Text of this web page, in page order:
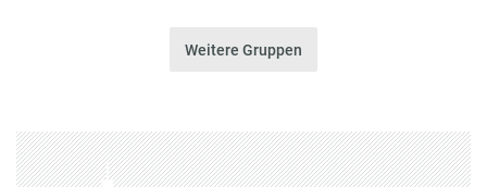
Weitere Gruppen